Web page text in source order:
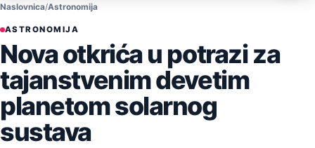
Naslovnica Astronomija
ASTRONOMIJA
Nova otkrića u potrazi za
tajanstvenim devetim
planetom solarnog
sustava